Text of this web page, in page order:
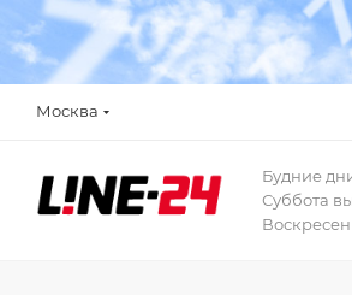
Москва
Будние
Суббота